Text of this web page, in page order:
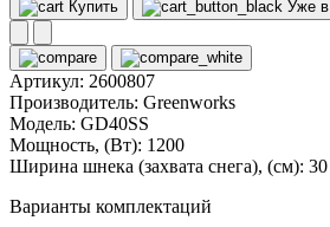
Купить Уже в
Артикул: 2600807
Производитель: Greenworks
Модель: GD40SS
Мощность, (Вт): 1200
Ширина шнека (захвата снега), (см): 30
Варианты комплектаций